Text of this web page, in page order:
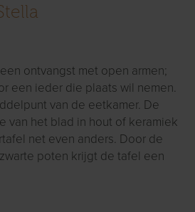
ontvangst met open armen;
een ieder die plaats wil nemen.
van de eetkamer. De
van het blad in hout of keramiek
net even anders. Door de
poten krijgt de tafel een